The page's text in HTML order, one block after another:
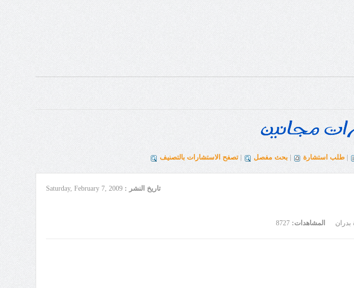
طلب استشارة | بحث مفصل | تصفح الاستشارات بالتصنيف
تاريخ النشر :Saturday, February 7, 2009
بدران المشاهدات:8727